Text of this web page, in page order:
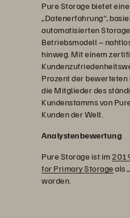
Pure Storage bietet
„Datenerfahrung“,
automatisierten
Betriebsmodell –
hinweg. Mit einem
Prozent der
die Mitglieder des
Kundenstamms von
Kunden der Welt.
Analystenbewertung
Pure Storage ist im
for Primary Storageals
worden.